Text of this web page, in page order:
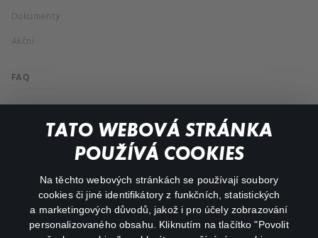
TATO WEBOVÁ STRÁNKA
POUŽÍVÁ COOKIES
Na těchto webových stránkách se používají soubory
cookies či jiné identifikátory z funkčních, statistických
a marketingových důvodů, jakož i pro účely zobrazování
personalizovaného obsahu. Kliknutím na tlačítko "Povolit
Dokumenty
Akční
FAQ
Můj účet
Důležité odkazy
facebookinstagram